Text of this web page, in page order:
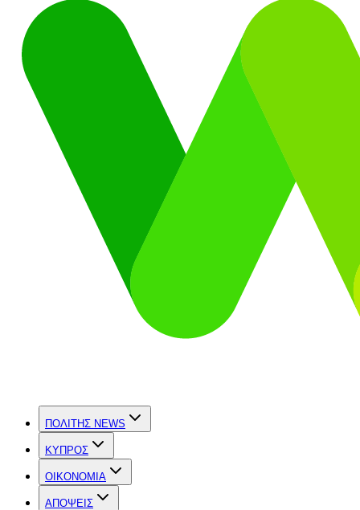
ΠΟΛΙΤΗΣ NEWS
ΚΥΠΡΟΣ
OIKONOMIA
ΑΠΟΨΕΙΣ